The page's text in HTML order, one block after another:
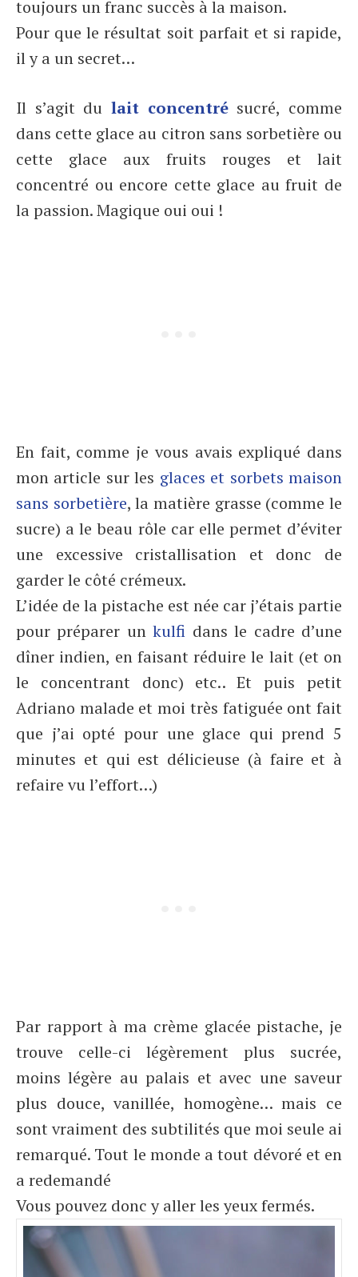
toujours un franc succès à la maison.
Pour que le résultat soit parfait et si rapide,
il y a un secret…
Il s’agit du lait concentré sucré, comme
dans cette glace au citron sans sorbetière ou
cette glace aux fruits rouges et lait
concentré ou encore cette glace au fruit de
la passion. Magique oui oui !
En fait, comme je vous avais expliqué dans
mon article sur les glaces et sorbets maison
sans sorbetière, la matière grasse (comme le
sucre) a le beau rôle car elle permet d’éviter
une excessive cristallisation et donc de
garder le côté crémeux.
L’idée de la pistache est née car j’étais partie
pour préparer unkulfi dans le cadre d’une
dîner indien, en faisant réduire le lait (et on
le concentrant donc) etc.. Et puis petit
Adriano malade et moi très fatiguée ont fait
que j’ai opté pour une glace qui prend 5
minutes et qui est délicieuse (à faire et à
refaire vu l’effort…)
Par rapport à ma crème glacée pistache, je
trouve celle-ci légèrement plus sucrée,
moins légère au palais et avec une saveur
plus douce, vanillée, homogène… mais ce
sont vraiment des subtilités que moi seule ai
remarqué. Tout le monde a tout dévoré et en
a redemandé
Vous pouvez donc y aller les yeux fermés.